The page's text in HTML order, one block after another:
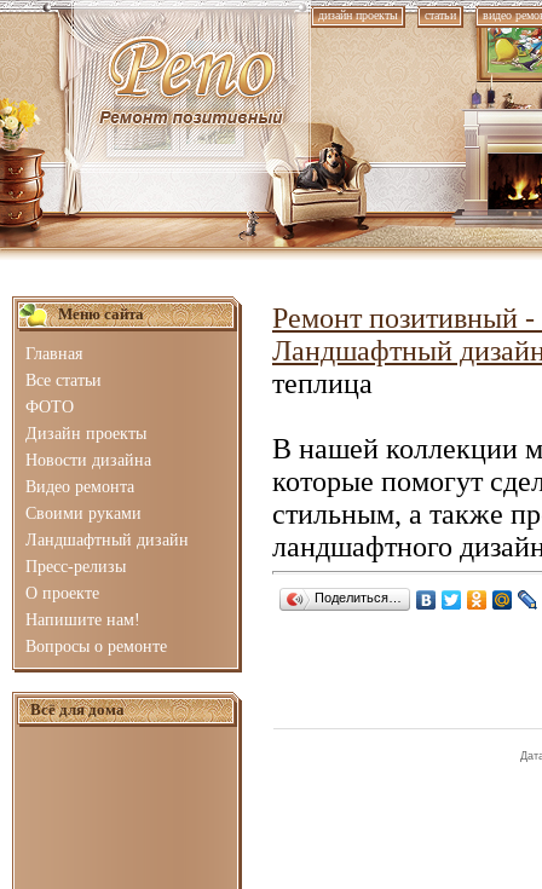
дизайн проекты статьи видео
Меню сайта
Главная
Все статьи
ФОТО
Дизайн проекты
Новости дизайна
Видео ремонта
Своими руками
Ландшафтный дизайн
Пресс-релизы
О проекте
Напишите нам!
Вопросы о ремонте
Всё для дома
Ремонт позитивный -
Ландшафтный
теплица
В нашей коллекции
которые помогут
стильным, а также
ландшафтного
Поделиться…